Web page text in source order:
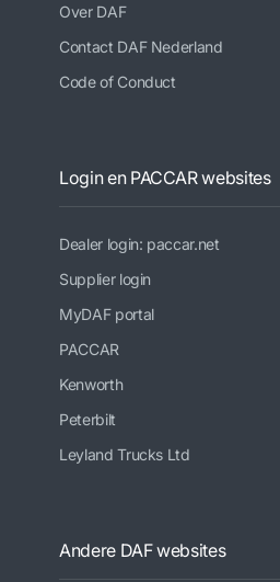
Over DAF
Contact DAF Nederland
Code of Conduct
Login en PACCAR websites
Dealer login: paccar.net
Supplier login
MyDAF portal
PACCAR
Kenworth
Peterbilt
Leyland Trucks Ltd
Andere DAF websites